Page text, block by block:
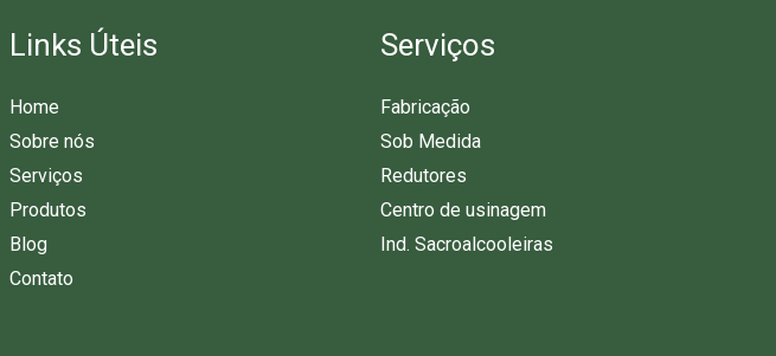
Links Úteis
Home
Sobre nós
Serviços
Produtos
Blog
Contato
Serviços
Fabricação
Sob Medida
Redutores
Centro de usinagem
Ind. Sacroalcooleiras